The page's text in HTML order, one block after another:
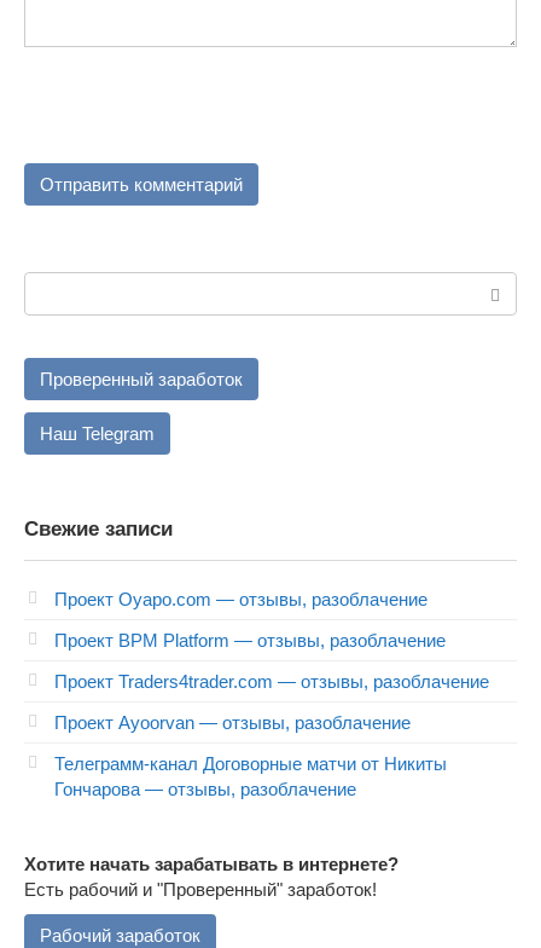
Проверенный заработок
Наш Telegram
Свежие записи
Проект Oyapo.com — отзывы, разоблачение
Проект BPM Platform — отзывы, разоблачение
Проект Traders4trader.com — отзывы, разоблачение
Проект Ayoorvan — отзывы, разоблачение
Телеграмм-канал Договорные матчи от Никиты
Гончарова — отзывы, разоблачение
Хотите начать зарабатывать в интернете?
Есть рабочий и "Проверенный" заработок!
Рабочий заработок